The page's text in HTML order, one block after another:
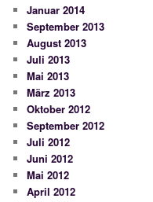
Januar 2014
September 2013
August 2013
Juli 2013
Mai 2013
März 2013
Oktober 2012
September 2012
Juli 2012
Juni 2012
Mai 2012
April 2012